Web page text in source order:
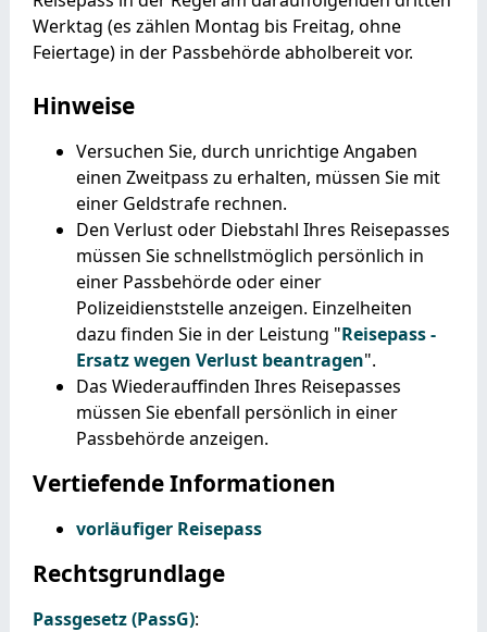
Werktag (es zählen Montag bis Freitag, ohne
Feiertage) in der Passbehörde abholbereit vor.
Hinweise
Versuchen Sie, durch unrichtige Angaben
einen Zweitpass zu erhalten, müssen Sie mit
einer Geldstrafe rechnen.
Den Verlust oder Diebstahl Ihres Reisepasses
müssen Sie schnellstmöglich persönlich in
einer Passbehörde oder einer
Polizeidienststelle anzeigen. Einzelheiten
dazu finden Sie in der Leistung "Reisepass -
Ersatz wegen Verlust beantragen".
Das Wiederauffinden Ihres Reisepasses
müssen Sie ebenfall persönlich in einer
Passbehörde anzeigen.
Vertiefende Informationen
vorläufiger Reisepass
Rechtsgrundlage
Passgesetz (PassG):